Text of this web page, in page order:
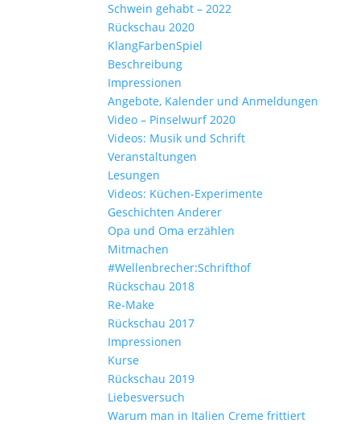
Schwein gehabt – 2022
Rückschau 2020
KlangFarbenSpiel
Beschreibung
Impressionen
Angebote, Kalender und Anmeldungen
Video – Pinselwurf 2020
Videos: Musik und Schrift
Veranstaltungen
Lesungen
Videos: Küchen-Experimente
Geschichten Anderer
Opa und Oma erzählen
Mitmachen
#Wellenbrecher:Schrifthof
Rückschau 2018
Re-Make
Rückschau 2017
Impressionen
Kurse
Rückschau 2019
Liebesversuch
Warum man in Italien Creme frittiert